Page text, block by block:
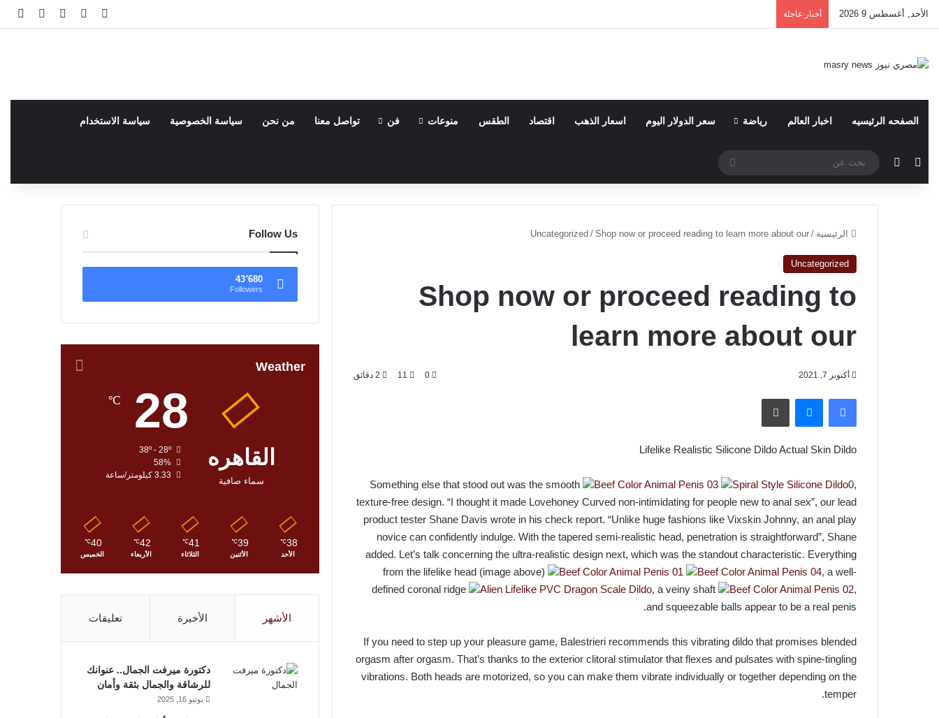
الأحد, أغسطس 9 2026 أخبار عاجلة فيسبوكfacebookتسجيلمقال
الصفحه الرئيسيه اخبار العالم رياضة سعر الدولار اليوم اسعار الذهب اقتصاد الطقس منوعات فن تواصل معنا من نحن سياسة الخصوصية سياسة الاستخدام
مقال عشوائي
الوضع المظلم
عن
الرئيسية /
Uncategorized / Shop now or proceed reading to learn more about our
Uncategorized
Shop now or proceed reading to
learn more about our
أكتوبر 7, 2021 0
11
فيسبوك
Lifelike Realistic Silicone Dildo Actual Skin Dildo
Something else that stood out was the smooth Beef Color Animal Penis 03 Spiral Style Silicone Dildo0,
texture-free design. “I thought it made Lovehoney Curved non-intimidating for people new to anal sex”, our lead
product tester Shane Davis wrote in his check report. “Unlike huge fashions like Vixskin Johnny, an anal play
novice can confidently indulge. With the tapered semi-realistic head, penetration is straightforward”, Shane
added. Let’s talk concerning the ultra-realistic design next, which was the standout characteristic. Everything
from the lifelike head (image above)
Beef Color Animal Penis 01 Beef Color Animal Penis 04, a well-
defined coronal ridge
Alien Lifelike PVC Dragon Scale Dildo, a veiny shaft Beef Color Animal Penis 02,
and squeezable balls appear to be a real penis.
If you need to step up your pleasure game, Balestrieri recommends this vibrating dildo that promises blended
orgasm after orgasm. That’s thanks to the exterior clitoral stimulator that flexes and pulsates with spine-tingling
vibrations. Both heads are motorized, so you can make them vibrate individually or together depending on the
temper.
Follow Us
43٬680
Followers
Weather
القاهره
سماء صافية
28
℃
38º - 28º
58%
3.33 كيلومتر/ساعة
38
℃
الأحد
39
℃
الأثنين
41
℃
الثلاثاء
42
℃
الأربعاء
40
℃
الخميس
الأشهر الأخيرة تعليقات
دكتورة ميرفت الجمال.. عنوانك
للرشاقة والجمال بثقة وأمان
يونيو 16, 2025